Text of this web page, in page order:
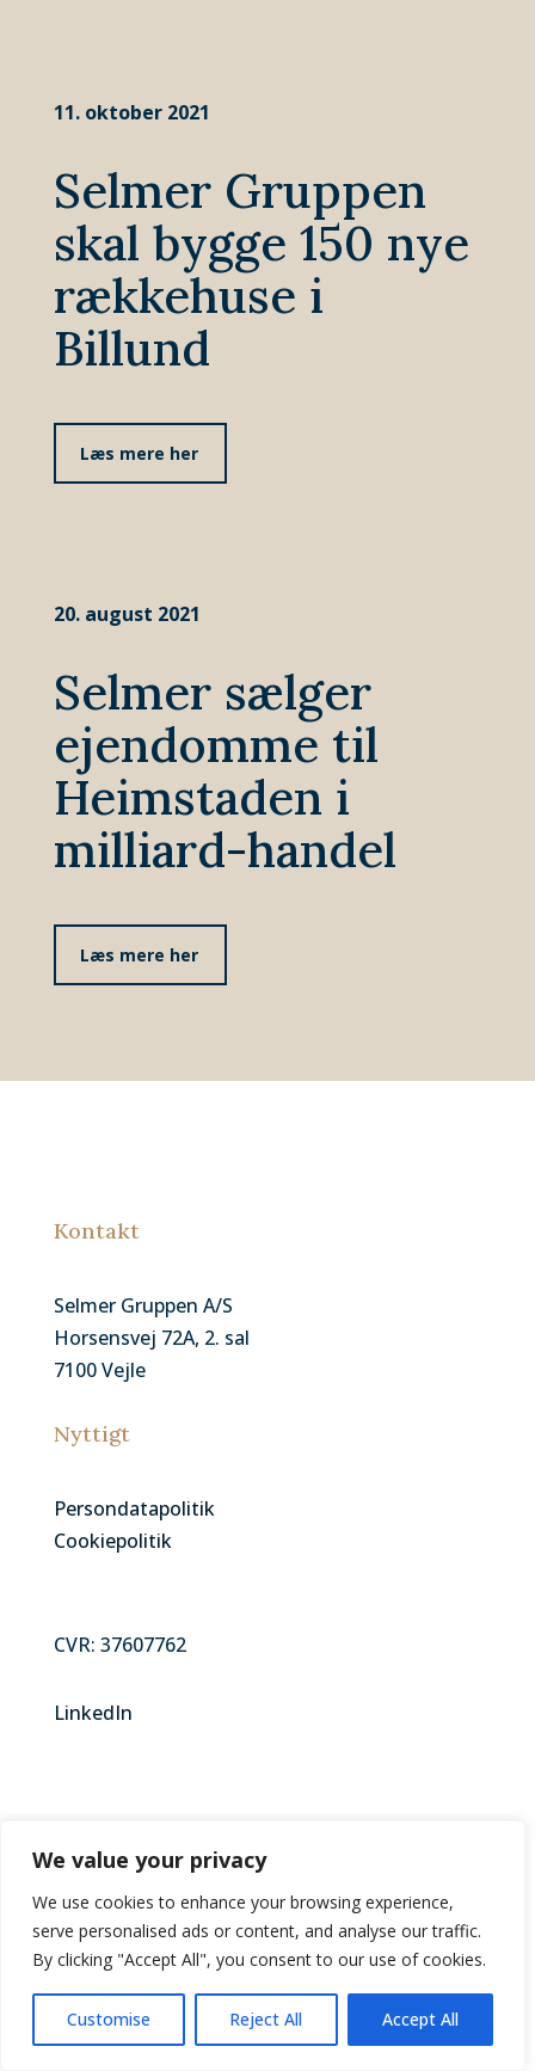
We value your privacy
We use cookies to enhance your browsing experience,
serve personalised ads or content, and analyse our traffic.
By clicking "Accept All", you consent to our use of cookies.
Customise Reject All Accept All
11. oktober 2021
Selmer Gruppen
skal bygge 150 nye
rækkehuse i
Billund
Læs mere her
20. august 2021
Selmer sælger
ejendomme til
Heimstaden i
milliard-handel
Læs mere her
Kontakt
Selmer Gruppen A/S
Horsensvej 72A, 2. sal
7100 Vejle
Nyttigt
Persondatapolitik
Cookiepolitik
CVR: 37607762
LinkedIn
Kontakt
Selmer Gruppen A/S
Horsensvej 72A, 2. sal
7100 Vejle